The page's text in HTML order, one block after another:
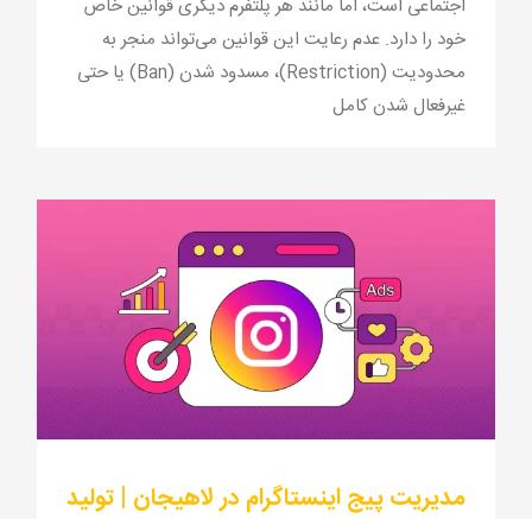
اجتماعی است، اما مانند هر پلتفرم دیگری قوانین خاص
خود را دارد. عدم رعایت این قوانین می‌تواند منجر به
محدودیت (Restriction)، مسدود شدن (Ban) یا حتی
غیرفعال شدن کامل
مدیریت پیج اینستاگرام در لاهیجان | تولید